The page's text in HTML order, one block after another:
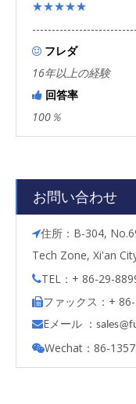
★★★★★
 フレダ
16年以上の経験
 回答率
100％
お問い合わせ
住所：B-304,
Tech Zone, Xi'an
TEL：+ 86-29-
ファックス：+
Eメール ： s
Wechat：86-